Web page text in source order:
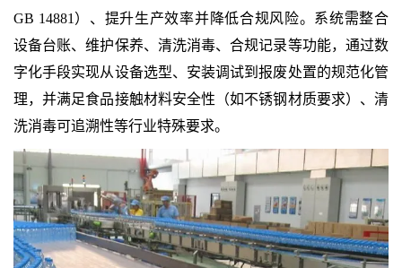
GB 14881）、提升生产效率并降低合规风险。系统需整合
设备台账、维护保养、清洗消毒、合规记录等功能，通过数
字化手段实现从设备选型、安装调试到报废处置的规范化管
理，并满足食品接触材料安全性（如不锈钢材质要求）、清
洗消毒可追溯性等行业特殊要求。